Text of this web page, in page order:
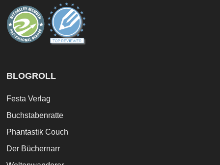
BLOGROLL
Festa Verlag
Buchstabenratte
Phantastik Couch
Der Büchernarr